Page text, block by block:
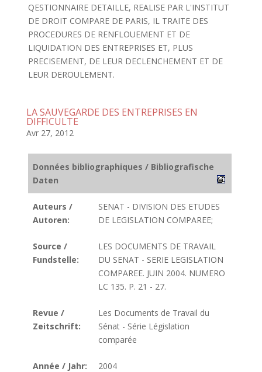
QESTIONNAIRE DETAILLE, REALISE PAR L'INSTITUT
DE DROIT COMPARE DE PARIS, IL TRAITE DES
PROCEDURES DE RENFLOUEMENT ET DE
LIQUIDATION DES ENTREPRISES ET, PLUS
PRECISEMENT, DE LEUR DECLENCHEMENT ET DE
LEUR DEROULEMENT.
LA SAUVEGARDE DES ENTREPRISES EN
DIFFICULTE
Avr 27, 2012
Données bibliographiques / Bibliografische
Daten
Auteurs /
Autoren:
SENAT - DIVISION DES ETUDES
DE LEGISLATION COMPAREE;
Source /
Fundstelle:
LES DOCUMENTS DE TRAVAIL
DU SENAT - SERIE LEGISLATION
COMPAREE. JUIN 2004. NUMERO
LC 135. P. 21 - 27.
Revue /
Zeitschrift:
Les Documents de Travail du
Sénat - Série Législation
comparée
Année / Jahr: 2004